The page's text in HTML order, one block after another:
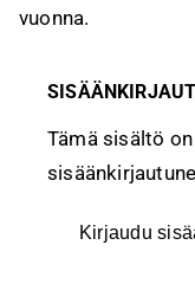
vuonna.
Tämä sisältö
Kirjaudu